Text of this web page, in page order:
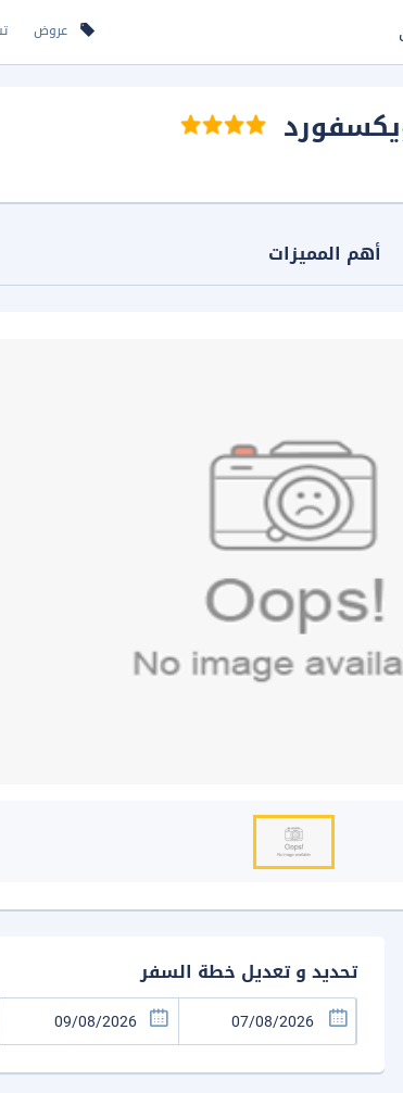
عروض
أهم المميزات
تحديد و تعديل خطة السفر